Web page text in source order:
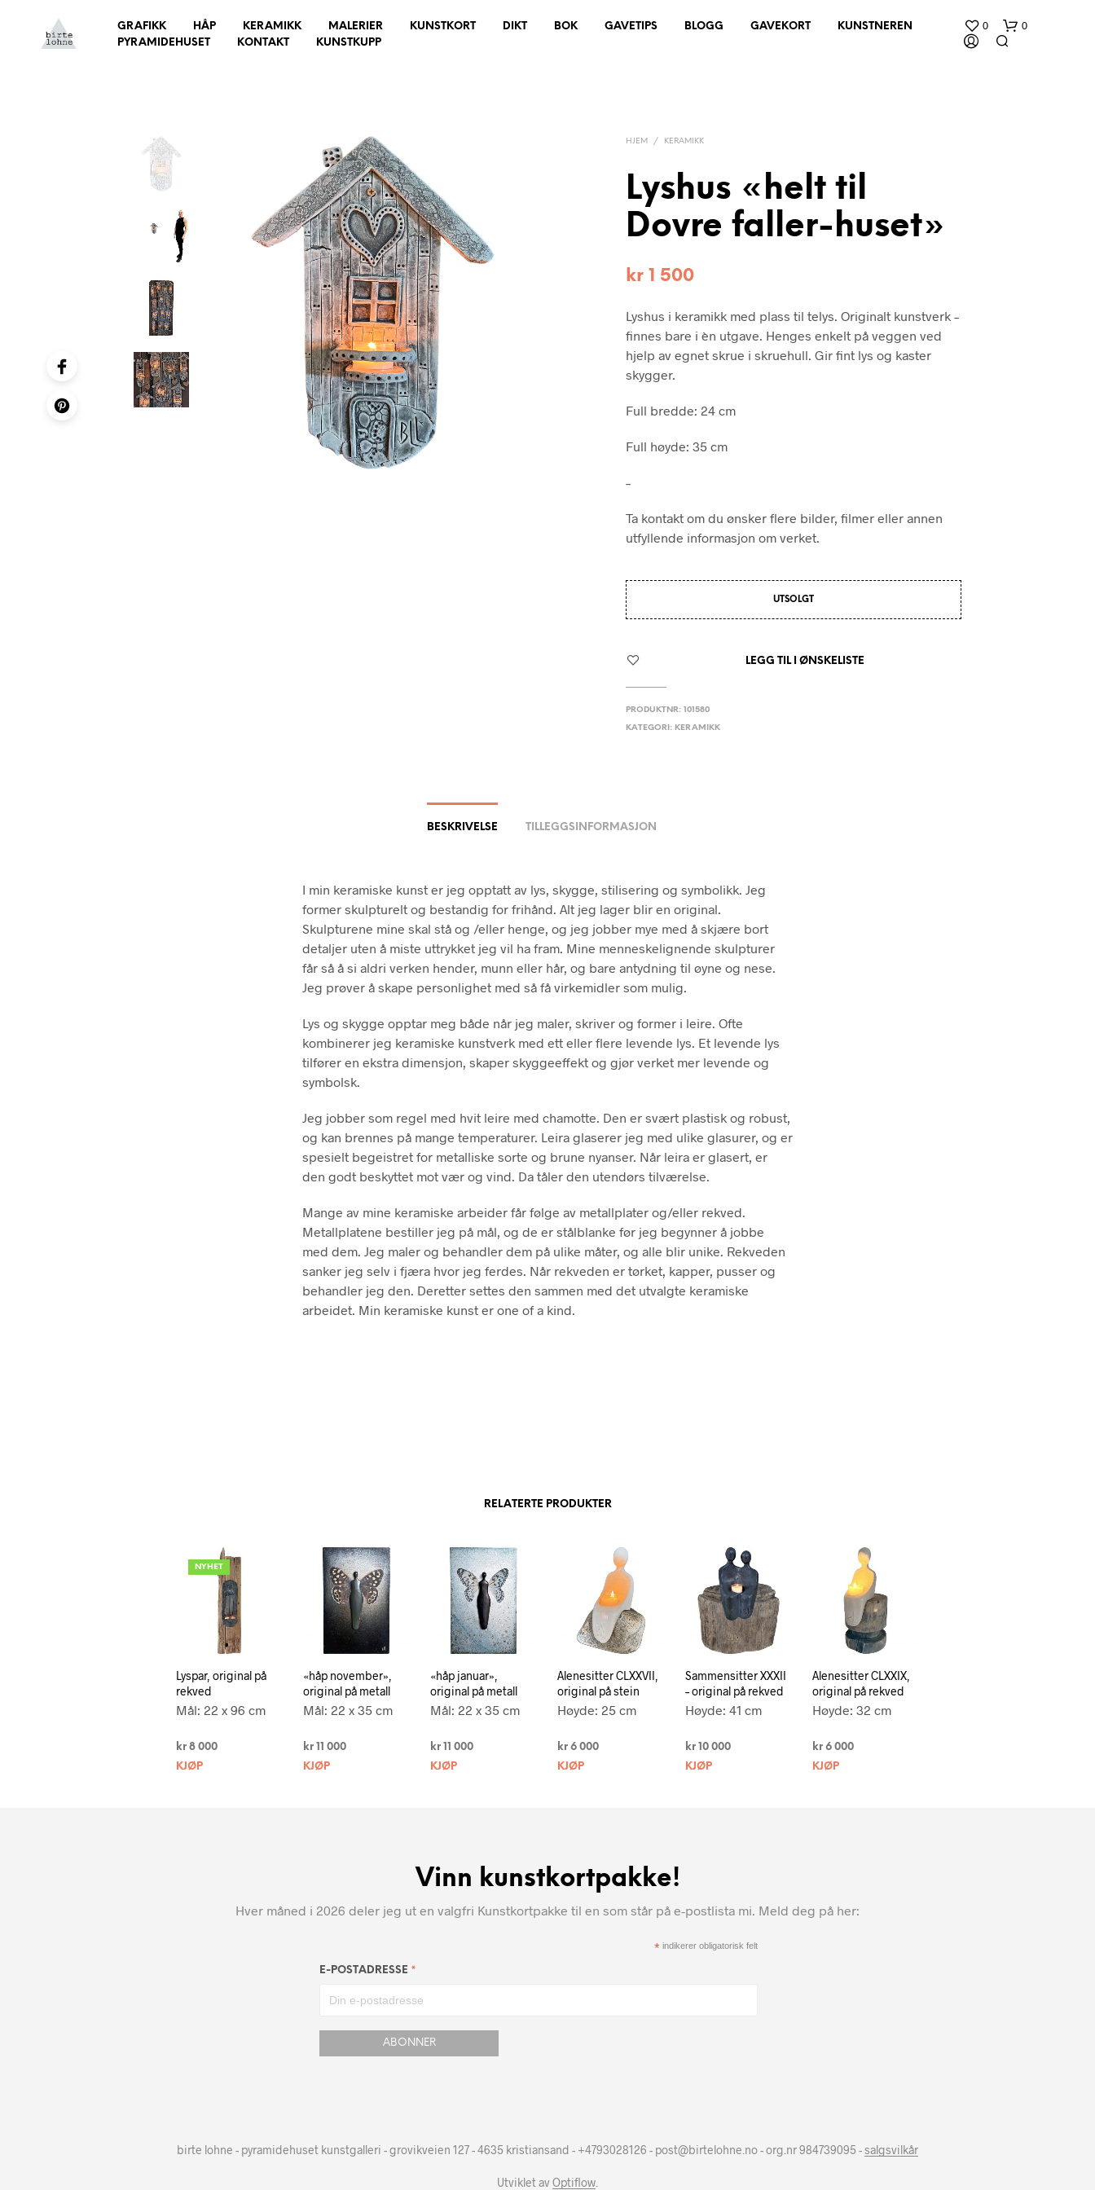
GRAFIKK HÅP KERAMIKK MALERIER KUNSTKORT DIKT BOK GAVETIPS BLOGG GAVEKORT
KUNSTNEREN
PYRAMIDEHUSET
KONTAKT KUNSTKUPP
0 0
HJEM / KERAMIKK
Lyshus «helt til
Dovre faller-huset»
kr 1 500
Lyshus i keramikk med plass til telys. Originalt kunstverk –
finnes bare i èn utgave. Henges enkelt på veggen ved
hjelp av egnet skrue i skruehull. Gir fint lys og kaster
skygger.
Full bredde: 24 cm
Full høyde: 35 cm
–
Ta kontakt om du ønsker flere bilder, filmer eller annen
utfyllende informasjon om verket.
UTSOLGT
LEGG TIL I ØNSKELISTE
PRODUKTNR:101580
KATEGORI: KERAMIKK
BESKRIVELSE TILLEGGSINFORMASJON
I min keramiske kunst er jeg opptatt av lys, skygge, stilisering og symbolikk. Jeg
former skulpturelt og bestandig for frihånd. Alt jeg lager blir en original.
Skulpturene mine skal stå og /eller henge, og jeg jobber mye med å skjære bort
detaljer uten å miste uttrykket jeg vil ha fram. Mine menneskelignende skulpturer
får så å si aldri verken hender, munn eller hår, og bare antydning til øyne og nese.
Jeg prøver å skape personlighet med så få virkemidler som mulig.
Lys og skygge opptar meg både når jeg maler, skriver og former i leire. Ofte
kombinerer jeg keramiske kunstverk med ett eller flere levende lys. Et levende lys
tilfører en ekstra dimensjon, skaper skyggeeffekt og gjør verket mer levende og
symbolsk.
Jeg jobber som regel med hvit leire med chamotte. Den er svært plastisk og robust,
og kan brennes på mange temperaturer. Leira glaserer jeg med ulike glasurer, og er
spesielt begeistret for metalliske sorte og brune nyanser. Når leira er glasert, er
den godt beskyttet mot vær og vind. Da tåler den utendørs tilværelse.
Mange av mine keramiske arbeider får følge av metallplater og/eller rekved.
Metallplatene bestiller jeg på mål, og de er stålblanke før jeg begynner å jobbe
med dem. Jeg maler og behandler dem på ulike måter, og alle blir unike. Rekveden
sanker jeg selv i fjæra hvor jeg ferdes. Når rekveden er tørket, kapper, pusser og
behandler jeg den. Deretter settes den sammen med det utvalgte keramiske
arbeidet. Min keramiske kunst er one of a kind.
RELATERTE PRODUKTER
NYHET
Lyspar, original på
rekved
Mål: 22 x 96 cm
kr8 000
KJØP
«håp november»,
original på metall
Mål: 22 x 35 cm
kr11 000
KJØP
«håp januar»,
original på metall
Mål: 22 x 35 cm
kr 11 000
KJØP
Alenesitter CLXXVII,
original på stein
Høyde: 25 cm
kr 6 000
KJØP
Sammensitter XXXII
– original på rekved
Høyde: 41 cm
kr10 000
KJØP
Alenesitter CLXXIX,
original på rekved
Høyde: 32 cm
kr 6 000
KJØP
Vinn kunstkortpakke!
Hver måned i 2026 deler jeg ut en valgfri Kunstkortpakke til en som står på e-postlista mi. Meld deg på her:
*indikerer obligatorisk felt
E-POSTADRESSE *
birte lohne - pyramidehuset kunstgalleri - grovikveien 127 - 4635 kristiansand - +4793028126 - post@birtelohne.no - org.nr 984739095 -salgsvilkår
Utviklet avOptiflow